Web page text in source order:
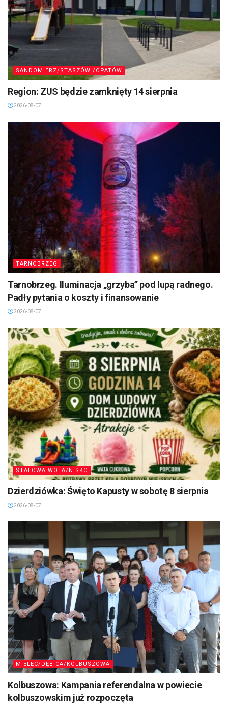
SANDOMIERZ/STASZÓW /OPATÓW
Region: ZUS będzie zamknięty 14 sierpnia
2026-08-07
TARNOBRZEG
Tarnobrzeg. Iluminacja „grzyba” pod lupą radnego.
Padły pytania o koszty i finansowanie
2026-08-07
STALOWA WOLA/NISKO
Dzierdziówka: Święto Kapusty w sobotę 8 sierpnia
2026-08-07
MIELEC/DĘBICA/KOLBUSZOWA
Kolbuszowa: Kampania referendalna w powiecie
kolbuszowskim już rozpoczęta